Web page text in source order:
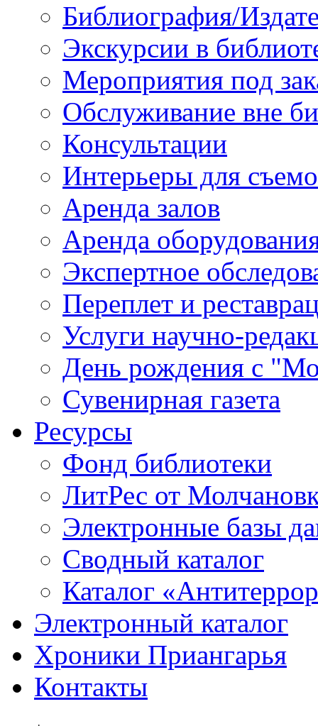
Библиография/
Экскурсии в
Мероприятия под
Обслуживание вне
Консультации
Интерьеры для
Аренда залов
Аренда
Экспертное
Переплет и
Услуги научно-
День рождения с
Сувенирная газета
Ресурсы
Фонд библиотеки
ЛитРес от
Электронные базы
Сводный каталог
Каталог
Электронный каталог
Хроники Приангарья
Контакты